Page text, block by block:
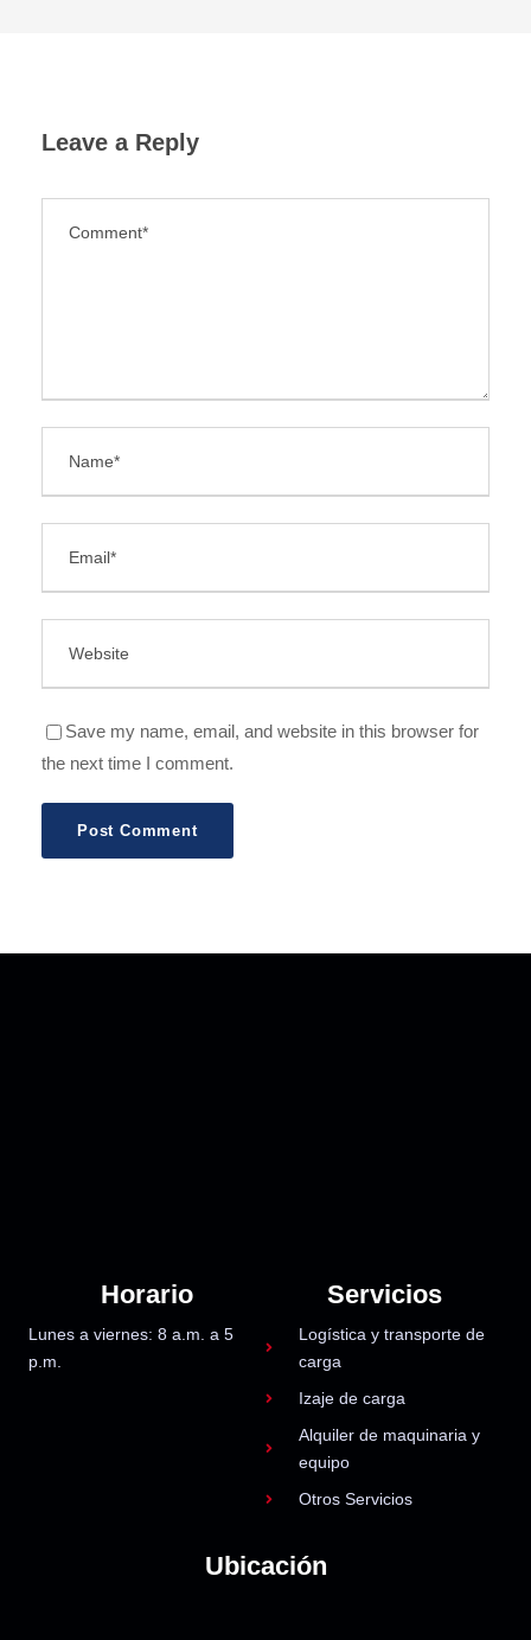
Leave a Reply
Save my name, email, and website in this browser for
the next time I comment.
Horario
Lunes a viernes: 8 a.m. a 5
p.m.
Servicios
Logística y transporte de
carga
Izaje de carga
Alquiler de maquinaria y
equipo
Otros Servicios
Ubicación